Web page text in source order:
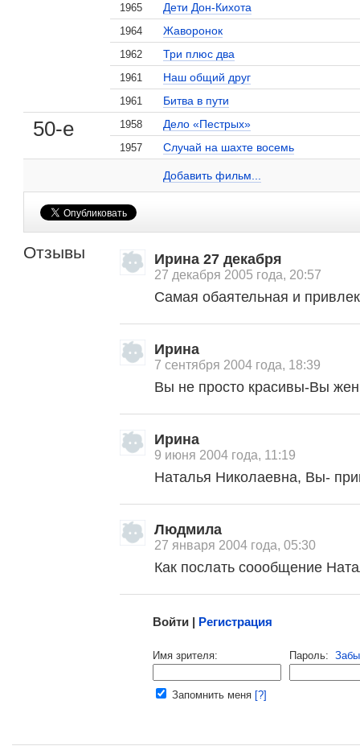
1965 Дети Дон-Кихота
1964 Жаворонок
1962 Три плюс два
1961 Наш общий друг
1961 Битва в пути
50-е 1958 Дело «Пестрых»
1957 Случай на шахте восемь
Добавить фильм...
Три плюс два
Наталья Фатеева на сайте Кино-Театр.ru
Отзывы Ирина 27 декабря
27 декабря 2005 года, 20:57
Самая обаятельная и
Ирина
7 сентября 2004 года, 18:39
Вы не просто красивы-Вы
Ирина
9 июня 2004 года, 11:19
Наталья Николаевна, Вы-
Людмила
27 января 2004 года, 05:30
Как послать соообщение
, поделитесь своим мнением
Малосодержательные и грубые отзывы нещадно
Войти | Регистрация
Имя зрителя: Пароль:
Запомнить меня [?]